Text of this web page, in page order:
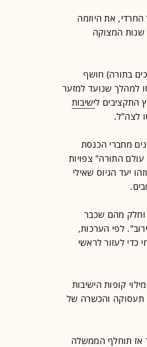
את היוזמה
שנות המצוקה
בתורה) חושף
למהלך שנועד למזער
התקציבים לישיבות
לצה"ל.
מחברי הכנסת
התורה" צפויות
וזהו יעד הגיוס שאילי
וחלק מהם שכבר
לפי הערכות,
כדי לעזור לראשי
קופות הישיבות
תעסוקה והכשרה של
אז תוחלף הממשלה